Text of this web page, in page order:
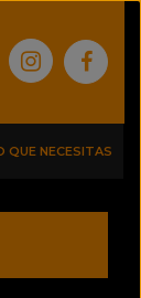
QUE NECESITAS